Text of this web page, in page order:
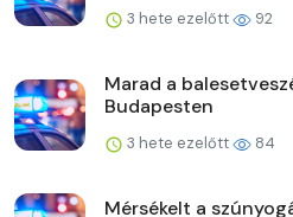
3 hete ezelőtt 92
Marad a
Budapesten
3 hete ezelőtt 84
Mérsékelt a